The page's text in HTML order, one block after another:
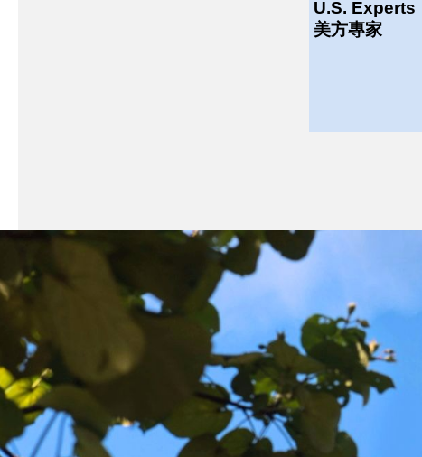
U.S. Experts
美方專家